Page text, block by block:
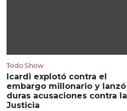
Todo Show
Icardi explotó contra el
embargo millonario y lanzó
duras acusaciones contra la
Justicia